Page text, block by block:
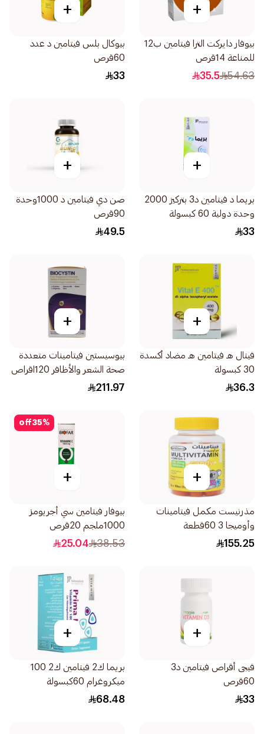
+
بيوفار دايركت الترا فيتامين ب12
للمناعة 14قرص
54.63
35.5
+
بيوكال بلس فيتامين د عدد
60قرص
33
+
بريما د فيتامين د3 بتركيز 2000
وحدة دولية 60 كبسولة
33
+
صن دي فيتامين د 1000وحدة
90قرص
49.5
+
فيتال هـ فيتامين هـ مضاد أكسدة
30 كبسولة
36.3
+
بيوسيستين فيتامينات متعددة
صحة الشعر والأظافر 120اقراص
211.97
+
مذرنيست مكمل فيتامينات
وأوميجا 3 60قطعة
155.25
35%
off
+
بيوفار فيتامين سي أجريومز
1000ملجم 20قرص
38.53
25.04
+
فيجى أقراص فيتامين د3
60قرص
33
+
بريما ك2 فيتامين ك2 100
ميكروغرام 60كبسولة
68.48